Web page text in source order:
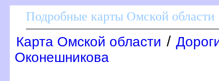
Подробные карты Омской области
Карта Омской области /
Оконешникова